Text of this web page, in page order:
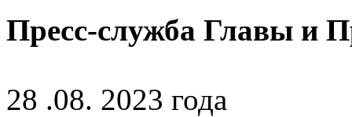
Пресс-служба Главы и
28 .08. 2023 года